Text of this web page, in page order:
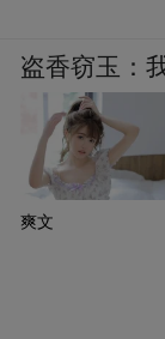
盗香窃玉：
爽文